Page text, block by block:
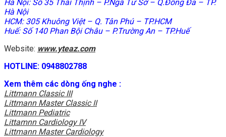
Hà Nội: Số 35 Thái Thịnh – P.Ngã Tư Sở – Q.Đống Đa – TP.
Hà Nội
HCM: 305 Khuông Việt – Q. Tân Phú – TP.HCM
Huế: Số 140 Phan Bội Châu – P.Trường An – TP.Huế
Website: www.yteaz.com
HOTLINE: 0948802788
Xem thêm các dòng ống nghe :
Littmann Classic III
Littmann Master Classic II
Littmann Pediatric
Littamnn Cardiology IV
Littmann Master Cardiology